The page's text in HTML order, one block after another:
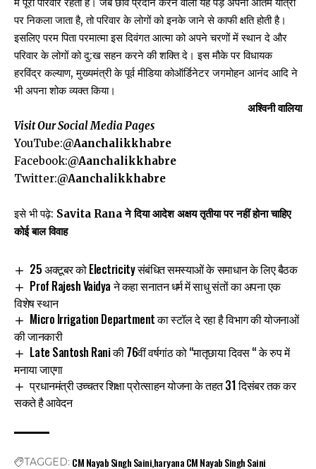
में पूरा परिवार रहता है। जब छांव प्रदान करने वाला यह पेड़ अपनी अंतिम यात्रा
पर निकला जाता है, तो परिवार के लोगों को इनके जाने से काफी क्षति होती है।
इसलिए परम पिता परमात्मा इस दिवंगत आत्मा को अपने चरणों में स्थान दे और
परिवार के लोगों को दु:ख सहन करने की शक्ति दे। इस मौके पर विधायक
हरविंद्र कल्याण, मुख्यमंत्री के पूर्व मीडिया कोऑर्डिनेटर जगमोहन आनंद आदि ने
भी अपना शोक व्यक्त किया।
अश्विनी वालिया
Visit Our Social Media Pages
YouTube:@Aanchalikkhabre
Facebook:@Aanchalikkhabre
Twitter:@Aanchalikkhabre
इसे भी पढ़े: Savita Rana ने दिया आदेश अक्षय तृतीया पर नहीं होना चाहिए
कोई बाल विवाह
25 अक्टूबर को Electricity संबंधित समस्याओं के समाधान के लिए बैठक
Prof Rajesh Vaidya ने कहा सनातन धर्म में साधु संतों का अपना एक
विशेष स्थान
Micro Irrigation Department का स्टॉल दे रहा है विभाग की योजनाओं
की जानकारी
Late Santosh Rani की 76वीं वर्षगांठ को “मातृछाया दिवस “ के रुप में
मनाया जाएगा
प्रधानमंत्री उच्चतर शिक्षा प्रोत्साहन योजना के तहत 31 दिसंबर तक कर
सकते है आवेदन
TAGGED: CM Nayab Singh Sainiharyana CM Nayab Singh Saini